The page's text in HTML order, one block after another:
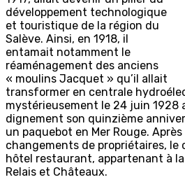
développement technologique
et touristique de la région du
Salève. Ainsi, en 1918, il
entamait notamment le
réaménagement des anciens
« moulins Jacquet » qu’il allait
transformer en centrale
mystérieusement le 24 juin 1928
dignement son quinzième
un paquebot en Mer Rouge.
changements de propriétaires, le
hôtel restaurant, appartenant à
Relais et Châteaux.